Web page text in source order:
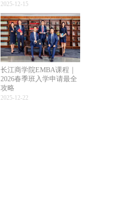
2025-12-15
长江商学院EMBA课程｜
2026春季班入学申请最全
攻略
2025-12-22